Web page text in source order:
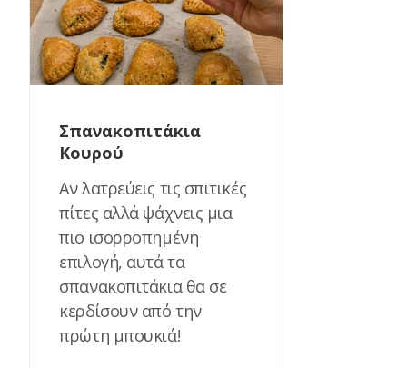
Σπανακοπιτάκια
Κουρού
Αν λατρεύεις τις σπιτικές
πίτες αλλά ψάχνεις μια
πιο ισορροπημένη
επιλογή, αυτά τα
σπανακοπιτάκια θα σε
κερδίσουν από την
πρώτη μπουκιά!